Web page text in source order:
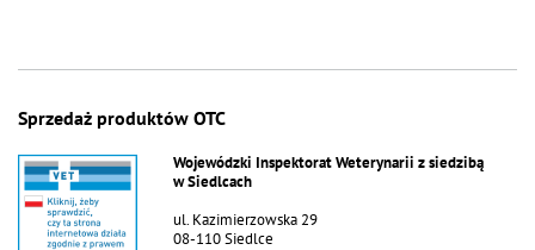
Sprzedaż produktów OTC
Wojewódzki Inspektorat Weterynarii z siedzibą
w Siedlcach
ul. Kazimierzowska 29
08-110 Siedlce